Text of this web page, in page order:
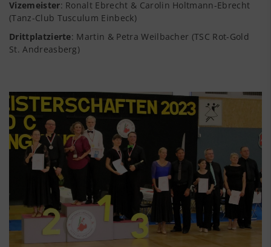
Vizemeister: Ronalt Ebrecht & Carolin Holtmann-Ebrecht
(Tanz-Club Tusculum Einbeck)
Drittplatzierte: Martin & Petra Weilbacher (TSC Rot-Gold
St. Andreasberg)